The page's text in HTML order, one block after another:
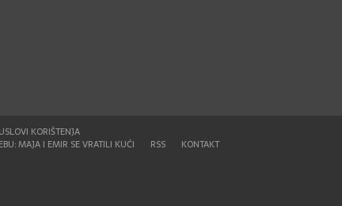
USLOVI KORIŠTENJA
MAJA I EMIR SE VRATILI KUĆI
RSS KONTAKT